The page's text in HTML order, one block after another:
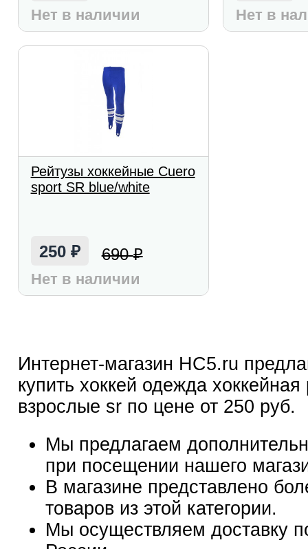
Нет в наличии Нет в
Рейтузы хоккейные Cuero
sport SR blue/white
250 ₽ 690₽
Нет в наличии
Интернет-магазин HC5.ru
купить хоккей одежда хоккейная
взрослые sr по цене от 250 руб.
Мы предлагаем
при посещении нашего
В магазине представлено
товаров из этой категории.
Мы осуществляем доставку